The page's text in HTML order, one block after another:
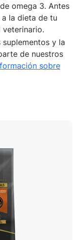
omega 3. Antes
la dieta de tu
veterinario.
y la
de nuestros
sobre